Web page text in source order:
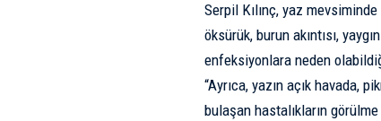
Serpil Kılınç, yaz
öksürük, burun akıntısı,
enfeksiyonlara neden
“Ayrıca, yazın açık havada,
bulaşan hastalıkların görülme